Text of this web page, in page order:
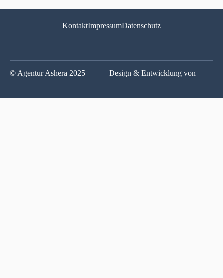
KontaktImpressumDatenschutz
© Agentur Ashera 2025 Design & Entwicklung von